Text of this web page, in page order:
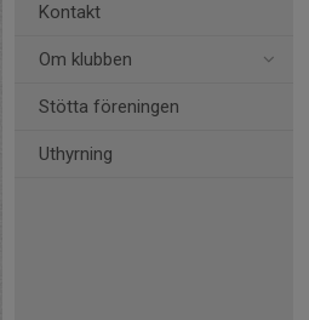
Kontakt
Om klubben
Stötta föreningen
Uthyrning